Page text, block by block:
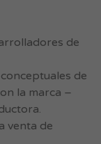
de
de
la marca –
venta de